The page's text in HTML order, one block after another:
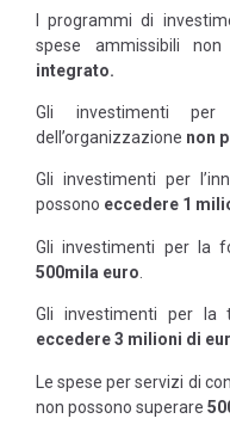
I programmi di
spese ammissibili
integrato.
Gli investimenti per
dell’organizzazione non
Gli investimenti per
possono eccedere 1
Gli investimenti per la
500mila euro
Gli investimenti per la
eccedere 3 milioni di
Le spese per servizi di
non possono superare